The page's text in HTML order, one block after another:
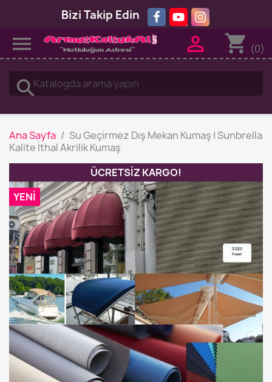
Bizi Takip Edin
 shopping_cart (0)

search
Ana Sayfa
Su Geçirmez Dış Mekan Kumaş | Sunbrella
Kalite İthal Akrilik Kumaş
ÜCRETSIZ KARGO!
YENI